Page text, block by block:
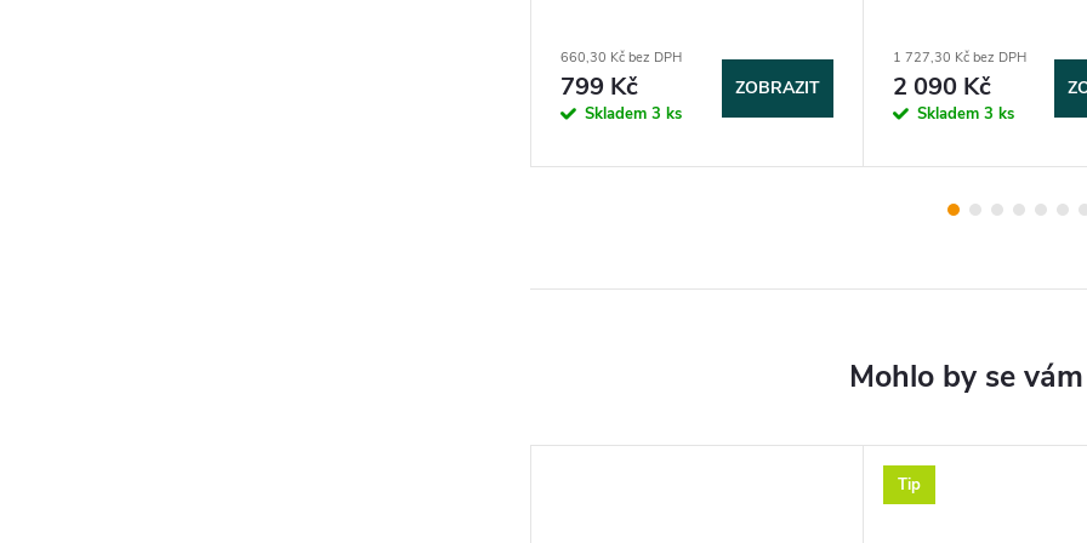
660,30 Kč bez DPH
799 Kč
Skladem 3 ks
ZOBRAZIT
1 727,30 Kč bez DPH
2 090 Kč
Skladem 3 ks
Tip